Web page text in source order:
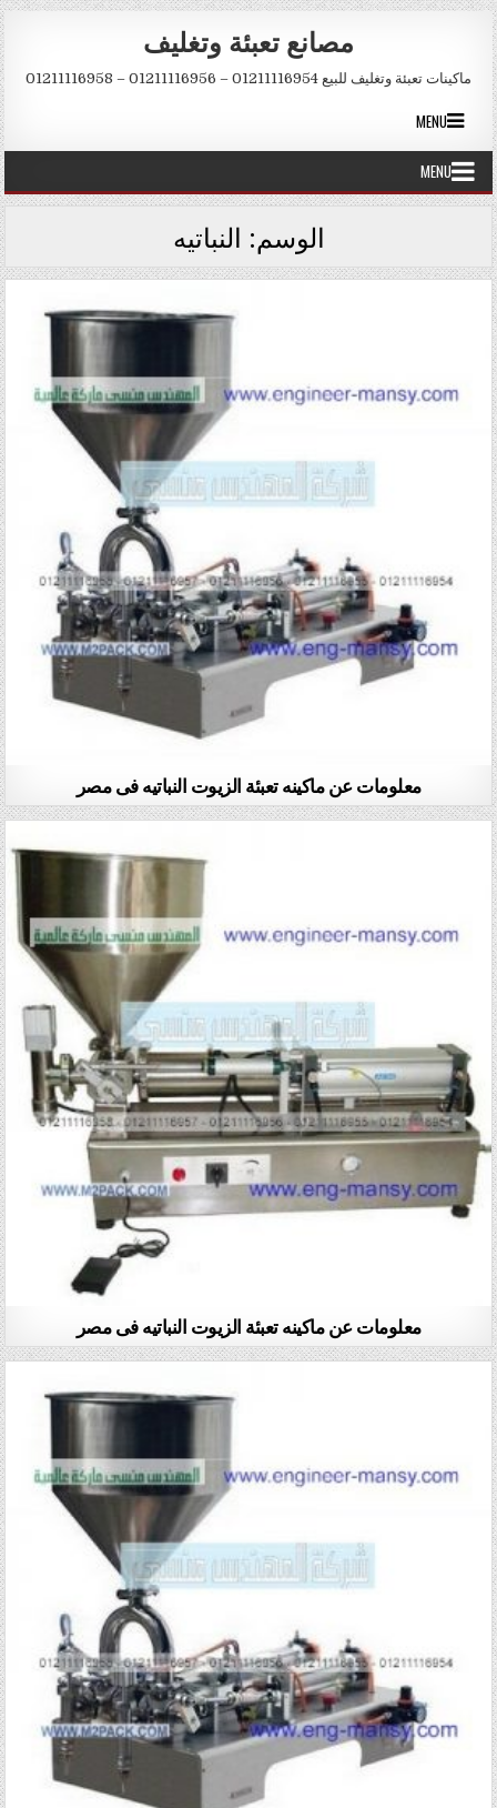
Skip to content
مصانع تعبئة وتغليف
ماكينات تعبئة وتغليف للبيع 01211116954 – 01211116956 – 01211116958
MENU
MENU
الوسم: النباتيه
معلومات عن ماكينه تعبئة الزيوت النباتيه فى مصر
معلومات عن ماكينه تعبئة الزيوت النباتيه فى مصر